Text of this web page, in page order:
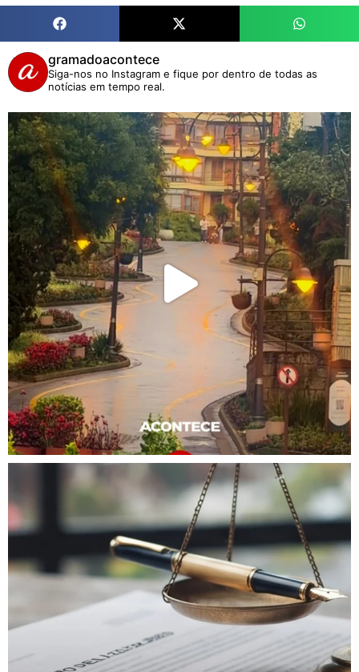
gramadoacontece
Siga-nos no Instagram e fique por dentro de todas as
notícias em tempo real.